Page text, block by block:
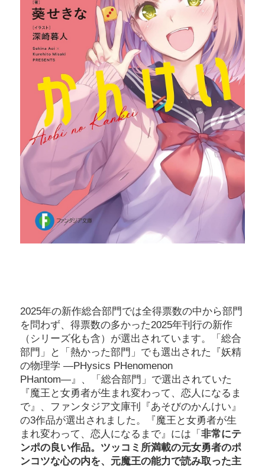
2025年の新作総合部門では全得票数の中から部門
を問わず、得票数の多かった2025年刊行の新作
（シリーズ化も含）が選出されています。「総合
部門」と「熱かった部門」でも選出された『妖精
の物理学 ―PHysics PHenomenon
PHantom―』、「総合部門」で選出されていた
『魔王と女勇者が生まれ変わって、恋人になるま
で』、ファンタジア文庫刊『あそびのかんけい』
の3作品が選出されました。『魔王と女勇者が生
まれ変わって、恋人になるまで』には「 非常にテ
ンポの良い作品。ツッコミ所満載の元女勇者のポ
ンコツな心の内を、元魔王の能力で読み取った主